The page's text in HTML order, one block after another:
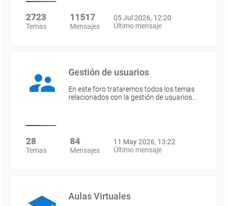
2723
Temas
11517
Mensajes
05 Jul 2026, 12:20
Último mensaje
Gestión de usuarios
En este foro trataremos todos los temas
relacionados con la gestión de usuarios…
28
Temas
84
Mensajes
11 May 2026, 13:22
Último mensaje
Aulas Virtuales